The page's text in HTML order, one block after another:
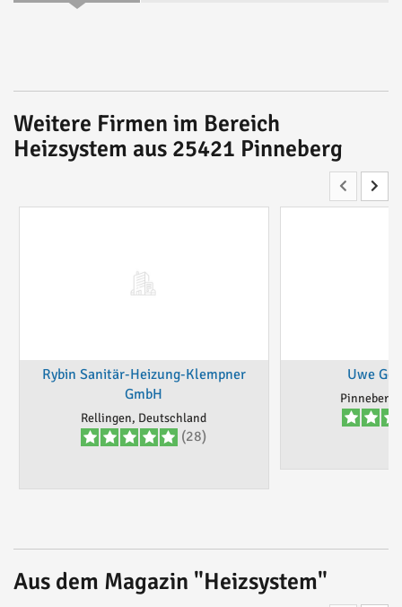
Weitere Firmen im Bereich
Heizsystem aus 25421 Pinneberg
Rybin Sanitär-Heizung-Klempner
GmbH
Rellingen, Deutschland
(28)
Uwe
Aus dem Magazin "Heizsystem"